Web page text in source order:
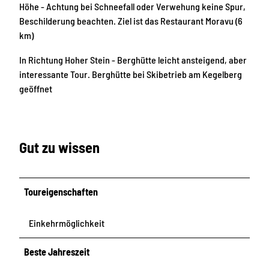
Höhe - Achtung bei Schneefall oder Verwehung keine Spur,
Beschilderung beachten. Ziel ist das Restaurant Moravu (6
km)
In Richtung Hoher Stein - Berghütte leicht ansteigend, aber
interessante Tour. Berghütte bei Skibetrieb am Kegelberg
geöffnet
Gut zu wissen
Toureigenschaften
Einkehrmöglichkeit
Beste Jahreszeit